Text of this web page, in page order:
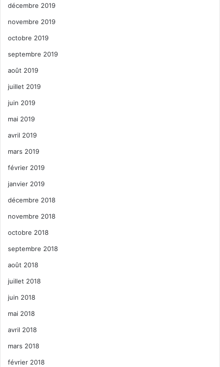
décembre 2019
novembre 2019
octobre 2019
septembre 2019
août 2019
juillet 2019
juin 2019
mai 2019
avril 2019
mars 2019
février 2019
janvier 2019
décembre 2018
novembre 2018
octobre 2018
septembre 2018
août 2018
juillet 2018
juin 2018
mai 2018
avril 2018
mars 2018
février 2018